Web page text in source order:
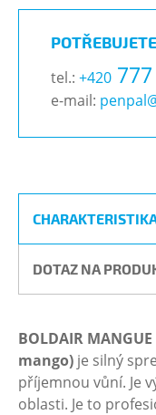
tel.: +420
e-mail:
DOTAZ NA
BOLDAIR
mango) je silný
příjemnou vůní. Je
oblasti. Je to